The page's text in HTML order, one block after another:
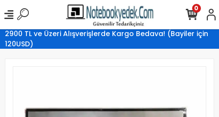
2900 TL ve Üzeri Alışverişlerde Kargo Bedava! (Bayiler için
120USD)
0